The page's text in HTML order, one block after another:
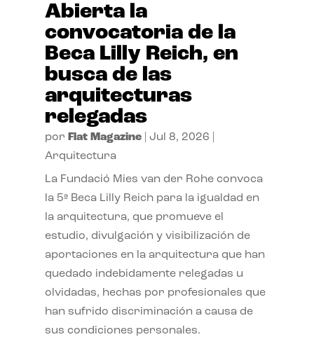
Abierta la
convocatoria de la
Beca Lilly Reich, en
busca de las
arquitecturas
relegadas
por Flat Magazine| Jul 8, 2026
Arquitectura
La Fundació Mies van der Rohe convoca
la 5ª Beca Lilly Reich para la igualdad en
la arquitectura, que promueve el
estudio, divulgación y visibilización de
aportaciones en la arquitectura que han
quedado indebidamente relegadas u
olvidadas, hechas por profesionales que
han sufrido discriminación a causa de
sus condiciones personales.